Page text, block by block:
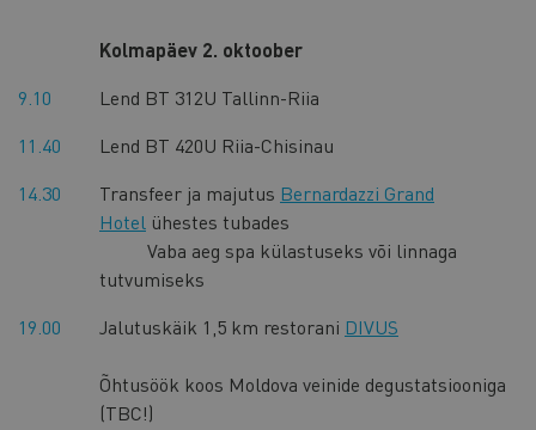
Kolmapäev 2. oktoober
9.10
Lend BT 312U Tallinn-Riia
11.40
Lend BT 420U Riia-Chisinau
14.30
Transfeer ja majutus Bernardazzi Grand
Hotel ühestes tubades
Vaba aeg spa külastuseks või linnaga
tutvumiseks
19.00
Jalutuskäik 1,5 km restorani DIVUS
Õhtusöök koos Moldova veinide degustatsiooniga
(TBC!)